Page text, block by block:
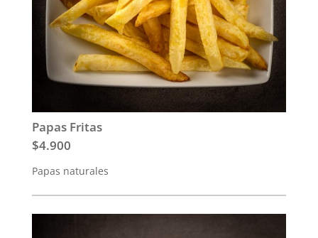
Papas Fritas
$4.900
Papas naturales